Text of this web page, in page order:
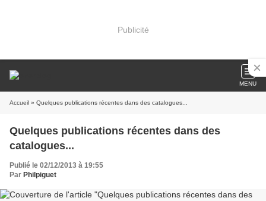
Publicité
MENU
Accueil » Quelques publications récentes dans des catalogues...
Quelques publications récentes dans des
catalogues...
Publié le 02/12/2013 à 19:55
Par Philpiguet